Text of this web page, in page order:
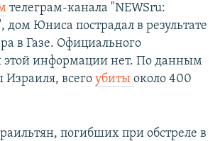
телеграм-канала "NEWSru:
Юниса пострадал в результате
в Газе. Официального
этой информации нет. По данным
всего убиты около 400
погибших при обстреле в